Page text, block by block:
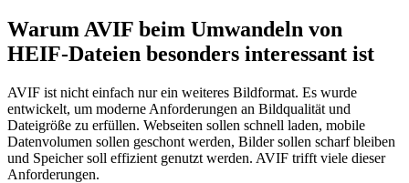
Warum AVIF beim Umwandeln von
HEIF-Dateien besonders interessant ist
AVIF ist nicht einfach nur ein weiteres Bildformat. Es wurde
entwickelt, um moderne Anforderungen an Bildqualität und
Dateigröße zu erfüllen. Webseiten sollen schnell laden, mobile
Datenvolumen sollen geschont werden, Bilder sollen scharf bleiben
und Speicher soll effizient genutzt werden. AVIF trifft viele dieser
Anforderungen.